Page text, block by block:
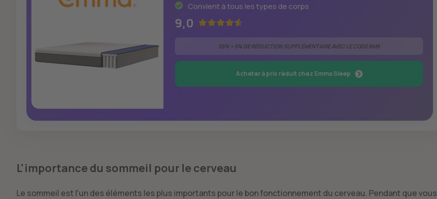
Convient à tous les types de corps
9,0
55% + 5% DE RÉDUCTION SUPPLÉMENTAIRE AVEC LE CODE BM5
Acheter à prix réduit chez Emma Sleep
L'importance du sommeil pour le cerveau
Le sommeil est l'un des éléments les plus importants pour le bon fonctionnement du cerveau. Pendant que vous